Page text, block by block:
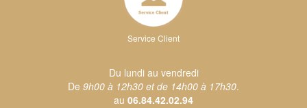
Service Client
Du lundi au vendredi
De 9h00 à 12h30 et de 14h00 à 17h30.
au 06.84.42.02.94